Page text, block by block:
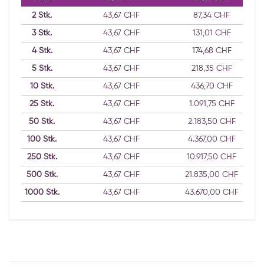
2Stk. 43,67 CHF 87,34 CHF
3Stk. 43,67 CHF 131,01 CHF
4Stk. 43,67 CHF 174,68 CHF
5Stk. 43,67 CHF 218,35 CHF
10Stk. 43,67 CHF 436,70 CHF
25 Stk. 43,67 CHF 1.091,75 CHF
50 Stk. 43,67 CHF 2.183,50 CHF
100 Stk. 43,67 CHF 4.367,00 CHF
250Stk. 43,67 CHF 10.917,50 CHF
500Stk. 43,67 CHF 21.835,00 CHF
1000Stk. 43,67 CHF 43.670,00 CHF